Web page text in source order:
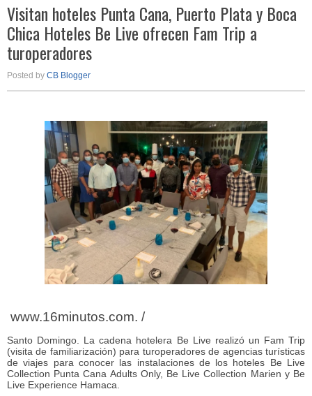
Visitan hoteles Punta Cana, Puerto Plata y Boca
Chica Hoteles Be Live ofrecen Fam Trip a
turoperadores
Posted by CB Blogger
www.16minutos.com. /
Santo Domingo. La cadena hotelera Be Live realizó un Fam Trip
(visita de familiarización) para turoperadores de agencias turísticas
de viajes para conocer las instalaciones de los hoteles Be Live
Collection Punta Cana Adults Only, Be Live Collection Marien y Be
Live Experience Hamaca.